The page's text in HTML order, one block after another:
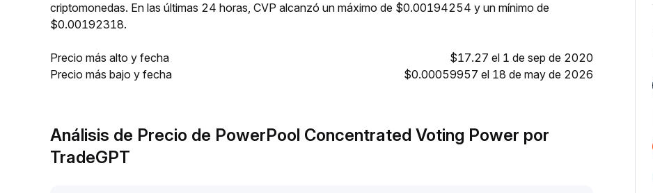
criptomonedas. En las últimas 24 horas, CVP alcanzó un máximo de $0.00194254 y un mínimo de
$0.00192318.
Precio más alto y fecha
$17.27 el 1 de sep de 2020
Precio más bajo y fecha
$0.00059957 el 18 de may de 2026
Análisis de Precio de PowerPool Concentrated Voting Power por
TradeGPT